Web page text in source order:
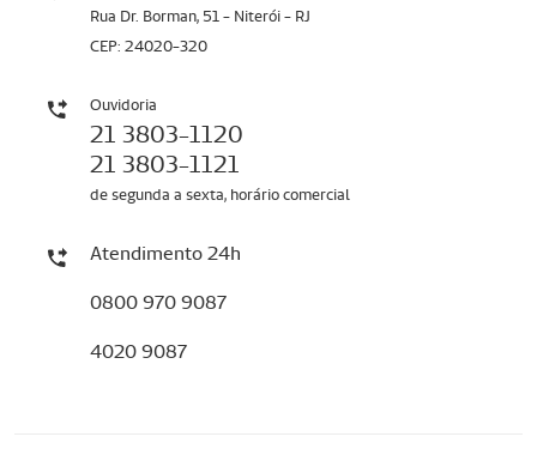
Rua Dr. Borman, 51 - Niterói - RJ
CEP: 24020-320
Ouvidoria
21 3803-1120
21 3803-1121
de segunda a sexta, horário comercial
Atendimento 24h
0800 970 9087
4020 9087